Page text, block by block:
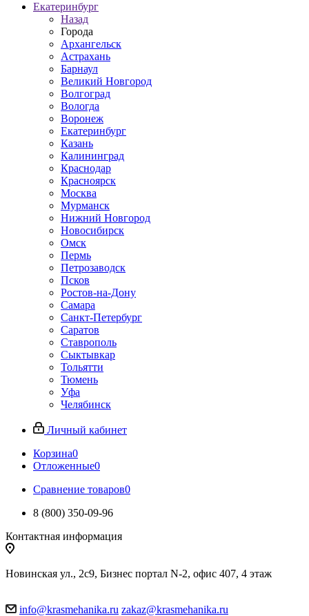
Екатеринбург
Назад
Города
Архангельск
Астрахань
Барнаул
Великий Новгород
Волгоград
Вологда
Воронеж
Екатеринбург
Казань
Калининград
Краснодар
Красноярск
Москва
Мурманск
Нижний Новгород
Новосибирск
Омск
Пермь
Петрозаводск
Псков
Ростов-на-Дону
Самара
Санкт-Петербург
Саратов
Ставрополь
Сыктывкар
Тольятти
Тюмень
Уфа
Челябинск
Личный кабинет
Корзина0
Отложенные0
Сравнение товаров0
8 (800) 350-09-96
Контактная информация
Новинская ул., 2с9, Бизнес портал N-2, офис 407, 4 этаж
info@krasmehanika.ru zakaz@krasmehanika.ru